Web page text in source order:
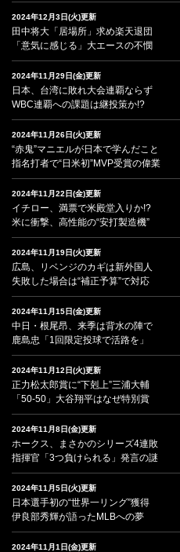
2024年12月3日(火)更新
田中将大「居場所」求め楽天退団
「意気に感じる」大エースの不憫
2024年11月29日(金)更新
日本、台湾に敗れ大会連覇ならず
WBC連覇への課題は継投策か!?
2024年11月26日(火)更新
“赤鬼”マニエルが日本で学んだこと
指名打者で“日米初”MVP受賞の偉業
2024年11月22日(金)更新
イチロー、満票で米殿堂入りか!?
米に衝撃、高性能の“安打製造機”
2024年11月19日(火)更新
広島、リベンジのカギは新外国人
失敗した場合は“補正予算”で対応
2024年11月15日(金)更新
中日・根尾昂、来季は背水の陣で
鹿島忠「1回限定投球で活路を」
2024年11月12日(火)更新
正力松太郎賞に“下剋上”三浦大輔
「50-50」大谷翔平はなぜ特別賞
2024年11月8日(金)更新
ホークス、まさかのシリーズ4連敗
指揮官「3つ負けられる」発言の謎
2024年11月5日(火)更新
日本選手初の“世界一リング”獲得
伊良部秀輝が語ったMLBへの夢
2024年11月1日(金)更新